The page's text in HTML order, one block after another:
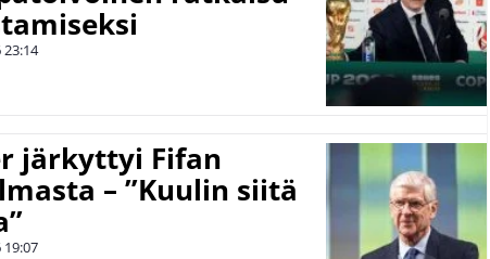
23:14
järkyttyi Fifan
– ”Kuulin siitä
19:07